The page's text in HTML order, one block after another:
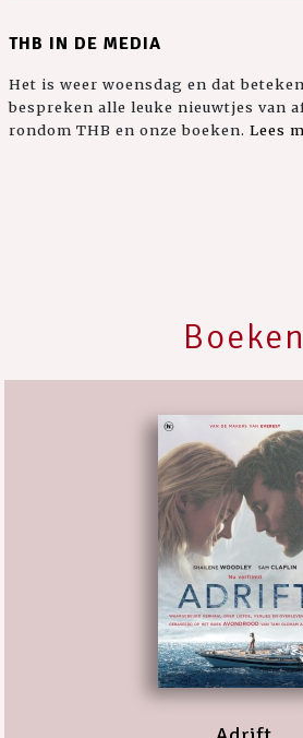
THB IN DE MEDIA
Het is weer woensdag en dat
bespreken alle leuke nieuwtjes van
rondom THB en onze boeken. Lees
Boeken